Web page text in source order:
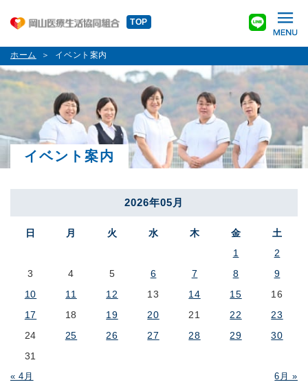
TOP
ホーム イベント案内
イベント案内
2026年05月
日 月 火 水 木 金 土
« 4月 6月 »
1
2
3
4 5 6 7 8
9
10
11 12 13 14 15
16
17
18 19 20 21 22
23
24
25 26 27 28 29
30
31